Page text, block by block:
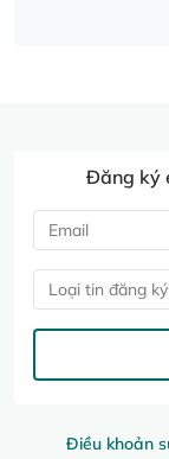
Điều khoản
Đăng ký
Loại tin đăng